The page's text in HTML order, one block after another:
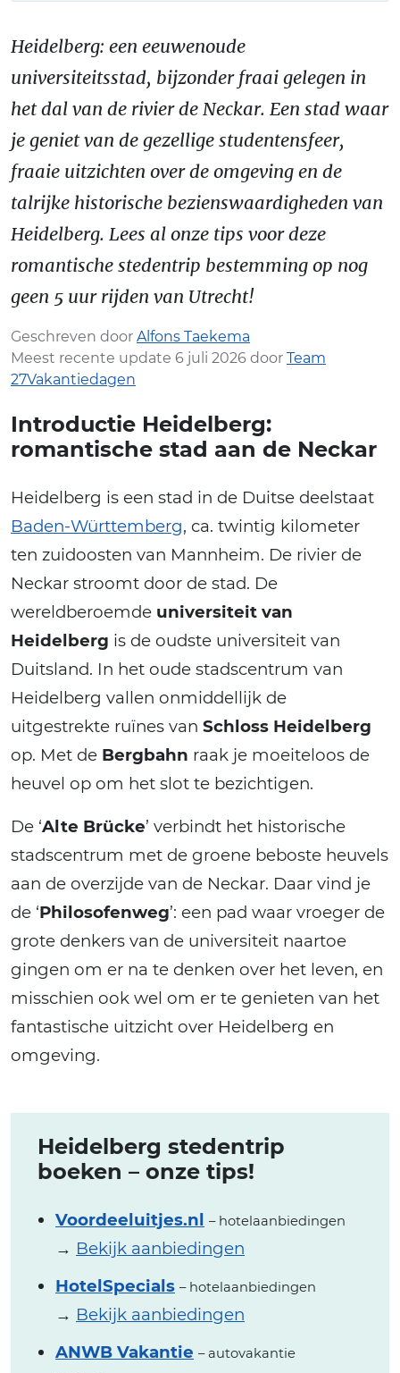
Heidelberg: een eeuwenoude
universiteitsstad, bijzonder fraai gelegen in
het dal van de rivier de Neckar. Een stad waar
je geniet van de gezellige studentensfeer,
fraaie uitzichten over de omgeving en de
talrijke historische bezienswaardigheden van
Heidelberg. Lees al onze tips voor deze
romantische stedentrip bestemming op nog
geen 5 uur rijden van Utrecht!
Geschreven door Alfons Taekema
Meest recente update 6 juli 2026 door Team
27Vakantiedagen
Introductie Heidelberg:
romantische stad aan de Neckar
Heidelberg is een stad in de Duitse deelstaat
Baden-Württemberg, ca. twintig kilometer
ten zuidoosten van Mannheim. De rivier de
Neckar stroomt door de stad. De
wereldberoemde universiteit van
Heidelberg is de oudste universiteit van
Duitsland. In het oude stadscentrum van
Heidelberg vallen onmiddellijk de
uitgestrekte ruïnes van Schloss Heidelberg
op. Met de Bergbahn raak je moeiteloos de
heuvel op om het slot te bezichtigen.
De ‘Alte Brücke’ verbindt het historische
stadscentrum met de groene beboste heuvels
aan de overzijde van de Neckar. Daar vind je
de ‘Philosofenweg’: een pad waar vroeger de
grote denkers van de universiteit naartoe
gingen om er na te denken over het leven, en
misschien ook wel om er te genieten van het
fantastische uitzicht over Heidelberg en
omgeving.
Heidelberg stedentrip
boeken – onze tips!
Voordeeluitjes.nl – hotelaanbiedingen
→ Bekijk aanbiedingen
HotelSpecials – hotelaanbiedingen
→ Bekijk aanbiedingen
ANWB Vakantie – autovakantie